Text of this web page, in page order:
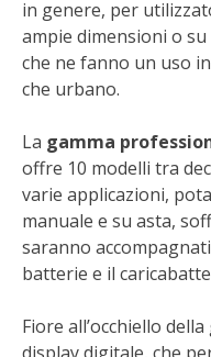
STIHL
BLUMEN
PELLENC
MEDICINA DEI
COMPO
in genere, per
ampie dimensioni o
che ne fanno un uso
che urbano.
La gamma
offre 10 modelli tra
varie applicazioni,
manuale e su asta,
saranno
batterie e il
Fiore all’occhiello